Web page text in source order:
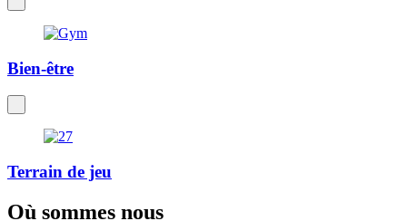
Bien-être
Terrain de jeu
Où sommes nous